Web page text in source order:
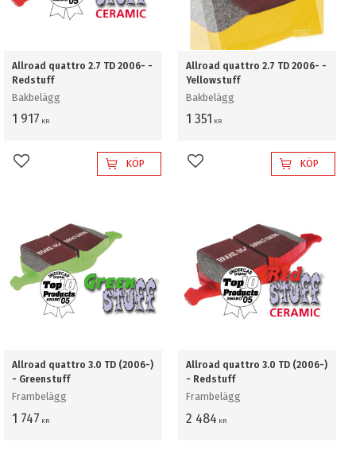
Allroad quattro 2.7 TD 2006- -
Redstuff
Bakbelägg
1 917 KR
Lägg till i favoriterKÖP
Allroad quattro 2.7 TD 2006- -
Yellowstuff
Bakbelägg
1 351 KR
Lägg till i favoriterKÖP
Allroad quattro 3.0 TD (2006-)
- Greenstuff
Frambelägg
1 747 KR
Allroad quattro 3.0 TD (2006-)
- Redstuff
Frambelägg
2 484 KR